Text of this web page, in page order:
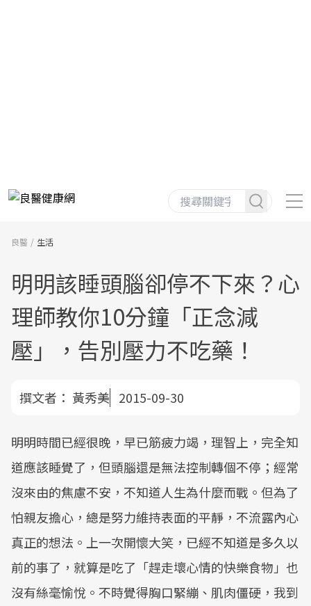
良醫 生活
明明該睡頭腦卻停不下來？心
理師教你10分鐘「正念減
壓」，告別壓力不吃藥！
撰文者： 黃秀美 2015-09-30
明明時間已經很晚，早已筋疲力竭，理智上，完全知
道應該睡覺了，但頭腦還是無法控制轉個不停；經常
沒來由的焦慮不安，不知道人生為什麼而戰。但為了
怕親友擔心，總是努力維持表面的平靜，不流露內心
真正的想法。上一次開懷大笑，已經不知道是多久以
前的事了，就算是吃了「趕走壞心情的快樂食物」也
沒有絲毫愉悅。不時覺得胸口緊繃、肌肉僵硬，我到